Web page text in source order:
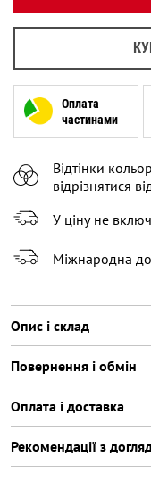
L
XL
XXL
Написати у
Оплата
частинами
Відтінки
відрізнятися
У ціну не
Міжнародна
Опис і склад
Повернення і обмін
Оплата і доставка
Рекомендації з